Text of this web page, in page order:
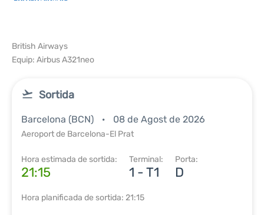
British Airways
Equip: Airbus A321neo
Sortida
Barcelona (BCN) 08 de Agost de 2026
Aeroport de Barcelona-El Prat
Hora estimada de sortida:
21:15
Terminal:
1 - T1
Porta:
D
Hora planificada de sortida: 21:15